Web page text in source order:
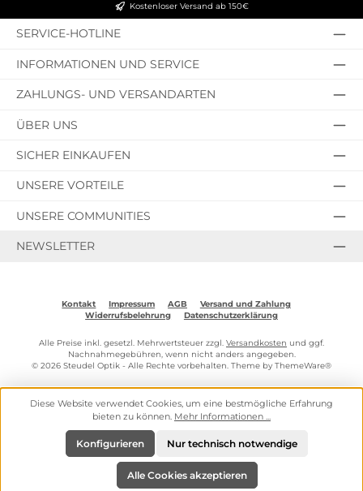
Kostenloser Versand ab 150€
SERVICE-HOTLINE
INFORMATIONEN UND SERVICE
ZAHLUNGS- UND VERSANDARTEN
ÜBER UNS
SICHER EINKAUFEN
UNSERE VORTEILE
UNSERE COMMUNITIES
NEWSLETTER
Kontakt Impressum AGB
Versand und Zahlung
Widerrufsbelehrung
Datenschutzerklärung
Alle Preise inkl. gesetzl. Mehrwertsteuer zzgl. Versandkosten und ggf.
Nachnahmegebühren, wenn nicht anders angegeben.
© 2026 Steudel Optik - Alle Rechte vorbehalten. Theme by ThemeWare®
Diese Website verwendet Cookies, um eine bestmögliche Erfahrung
bieten zu können. Mehr Informationen ...
Nur technisch notwendige
Konfigurieren
Alle Cookies akzeptieren